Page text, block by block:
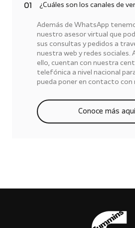
01 ¿Cuáles son los canales de
Además de WhatsApp
nuestro asesor virtual que
sus consultas y pedidos a
nuestra web y redes sociales.
ello, cuentan con nuestra
telefónica a nivel nacional
pueda poner en contacto con
Conoce más aquí